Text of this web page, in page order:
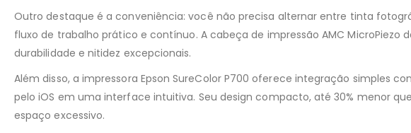
Outro destaque é a conveniência: você não precisa alternar entre tinta
fluxo de trabalho prático e contínuo. A cabeça de impressão AMC
durabilidade e nitidez excepcionais.
Além disso, a impressora Epson SureColor P700 oferece integração simples
pelo iOS em uma interface intuitiva. Seu design compacto, até 30% menor
espaço excessivo.